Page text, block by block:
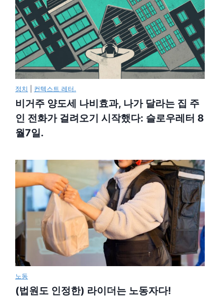
정치 컨텍스트 레터.
비거주 양도세 나비효과, 나가 달라는 집 주
인 전화가 걸려오기 시작했다: 슬로우레터 8
월7일.
노동
(법원도 인정한) 라이더는 노동자다!